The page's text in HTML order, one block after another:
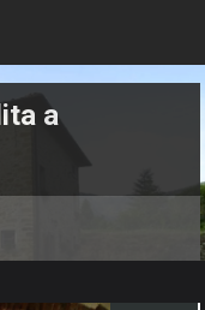
a